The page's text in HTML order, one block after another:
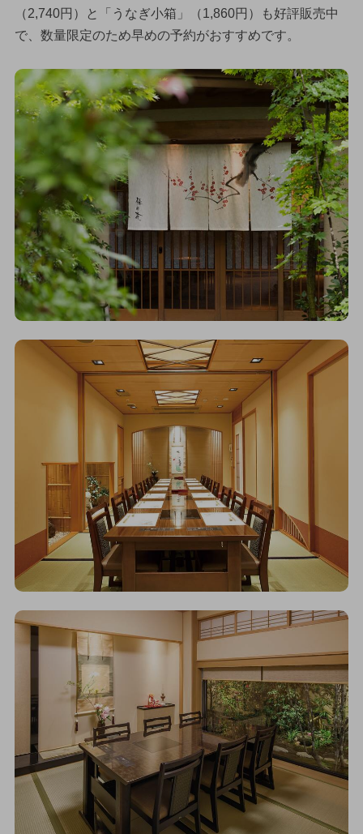
（2,740円）と「うなぎ小箱」（1,860円）も好評販売中
で、数量限定のため早めの予約がおすすめです。